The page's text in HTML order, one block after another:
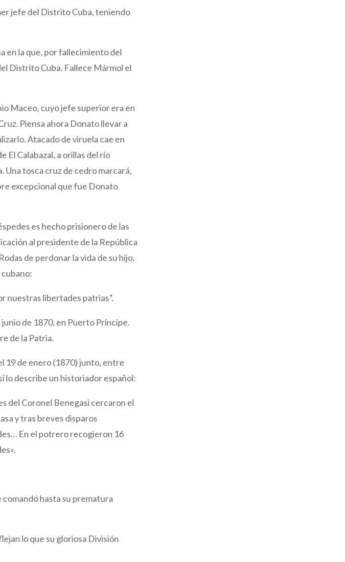
jefe del Distrito Cuba, teniendo
en la que, por fallecimiento del
Distrito Cuba. Fallece Mármol el
Maceo, cuyo jefe superior era en
Piensa ahora Donato llevar a
Atacado de viruela cae en
El Calabazal, a orillas del río
Una tosca cruz de cedro marcará,
excepcional que fue Donato
es hecho prisionero de las
al presidente de la República
de perdonar la vida de su hijo,
cubano:
nuestras libertades patrias”.
de 1870, en Puerto Príncipe.
de la Patria.
19 de enero (1870) junto, entre
lo describe un historiador español:
del Coronel Benegasi cercaron el
y tras breves disparos
En el potrero recogieron 16
hasta su prematura
lo que su gloriosa División